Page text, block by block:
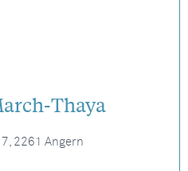
Thaya
2261 Angern